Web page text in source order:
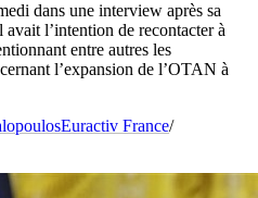
dans une interview après sa
l’intention de recontacter à
entre autres les
l’expansion de l’OTAN à
Euractiv France/